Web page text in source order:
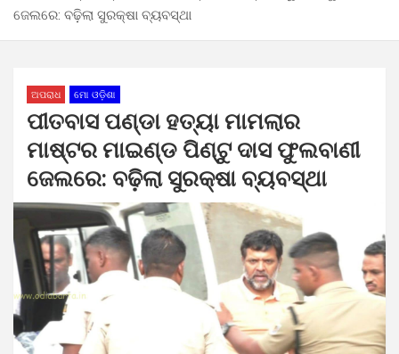
ଜେଲରେ: ବଢ଼ିଲା ସୁରକ୍ଷା ବ୍ୟବସ୍ଥା
ଅପରାଧ ମୋ ଓଡ଼ିଶା
ପୀତବାସ ପଣ୍ଡା ହତ୍ୟା ମାମଲାର
ମାଷ୍ଟର ମାଇଣ୍ଡ ପିଣ୍ଟୁ ଦାସ ଫୁଲବାଣୀ
ଜେଲରେ: ବଢ଼ିଲା ସୁରକ୍ଷା ବ୍ୟବସ୍ଥା